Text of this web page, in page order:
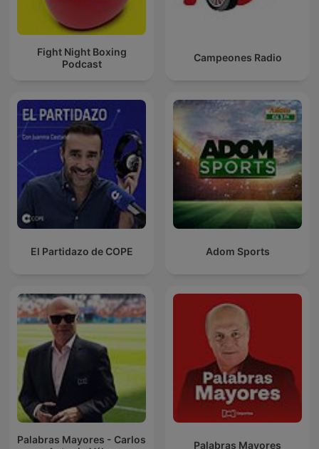
Fight Night Boxing
Podcast
Campeones Radio
El Partidazo de COPE Adom Sports
Palabras Mayores - Carlos
Palabras Mayores